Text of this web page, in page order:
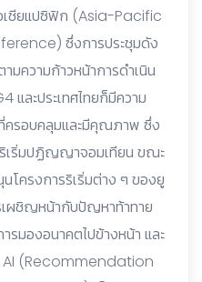
เชียแปซิฟิก (Asia-Pacific
ซึ่งการประชุมดัง
มความก้าวหน้าการดำเนิน
และประเทศไทยก็มีความ
ครอบคลุมและมีคุณภาพ ซึ่ง
ริเริ่มปฏิญญาจอมเทียน ขณะ
โครงการริเริ่มต่าง ๆ ของยู
เผชิญหน้ากับปัญหาท้าทาย
รมองอนาคตไปข้างหน้า และ
AI (Recommendation